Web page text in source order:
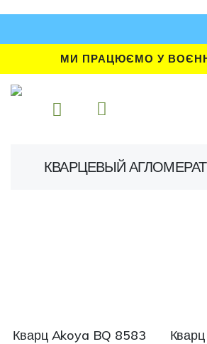
МИ ПРАЦЮЄМО У
КВАРЦЕВЫЙ
Кварц Akoya BQ 8583